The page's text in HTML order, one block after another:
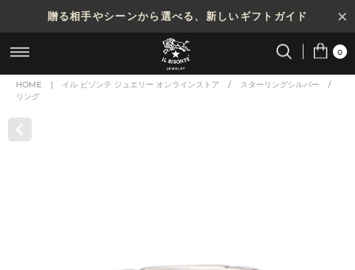
贈る相手やシーンから選べる、新しいギフトガイド
0
HOME | イル ビゾンテ ジュエリー オンラインストア / スターリングシルバー
/
リング